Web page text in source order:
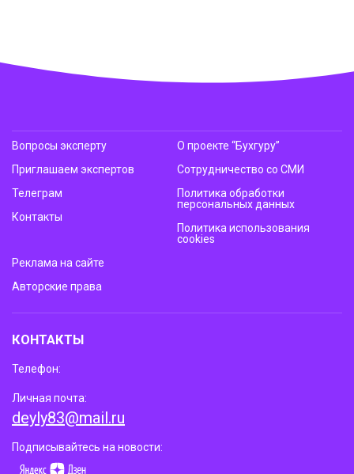
Вопросы эксперту
Приглашаем экспертов
Телеграм
Контакты
О проекте “Бухгуру”
Сотрудничество со СМИ
Политика обработки
персональных данных
Политика использования
cookies
Реклама на сайте
Авторские права
КОНТАКТЫ
Телефон:
Личная почта:
deyly83@mail.ru
Подписывайтесь на новости: